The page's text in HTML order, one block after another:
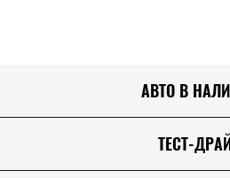
АВТО В
ТЕСТ-